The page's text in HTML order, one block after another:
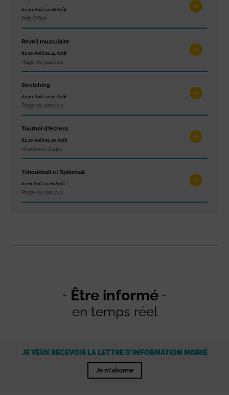
du 10 Août au 16 Août
Petit Office
Réveil musculaire
du 10 Août au 14 Août
Plage du passous
Stretching
du 10 Août au 14 Août
Plage du passous
Tournoi d’échecs
du 10 Août au 10 Août
Résidence Challe
Tchoukball et Spikeball
du 11 Août au 11 Août
Plage du passous
Être informé
en temps réel
JE VEUX RECEVOIR LA LETTRE D'INFORMATION MAIRIE
Je m'abonne